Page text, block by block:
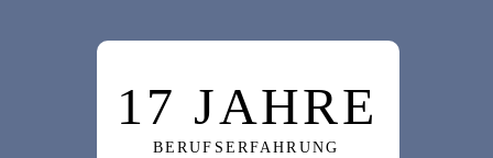
17 JAHRE
BERUFSERFAHRUNG